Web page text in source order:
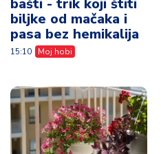
bašti - trik koji štiti
biljke od mačaka i
pasa bez hemikalija
15:10 Moj hobi